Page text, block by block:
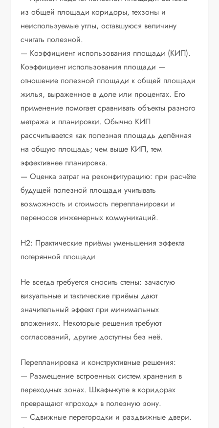
из общей площади коридоры, техзоны и
неиспользуемые углы, оставшуюся величину
считать полезной.
— Коэффициент использования площади (КИП).
Коэффициент использования площади —
отношение полезной площади к общей площади
жилья, выраженное в доле или процентах. Его
применение помогает сравнивать объекты разного
метража и планировки. Обычно КИП
рассчитывается как полезная площадь делённая
на общую площадь; чем выше КИП, тем
эффективнее планировка.
— Оценка затрат на реконфигурацию: при расчёте
будущей полезной площади учитывать
возможность и стоимость перепланировки и
переносов инженерных коммуникаций.
H2: Практические приёмы уменьшения эффекта
потерянной площади
Не всегда требуется сносить стены: зачастую
визуальные и тактические приёмы дают
значительный эффект при минимальных
вложениях. Некоторые решения требуют
согласований, другие доступны без неё.
Перепланировка и конструктивные решения:
— Размещение встроенных систем хранения в
переходных зонах. Шкафы-купе в коридорах
превращают «проход» в полезную зону.
— Сдвижные перегородки и раздвижные двери.